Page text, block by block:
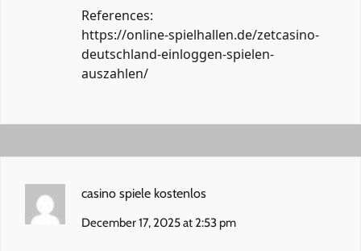
References:
https://online-spielhallen.de/zetcasino-
deutschland-einloggen-spielen-
auszahlen/
casino spiele kostenlos
December 17, 2025 at 2:53 pm